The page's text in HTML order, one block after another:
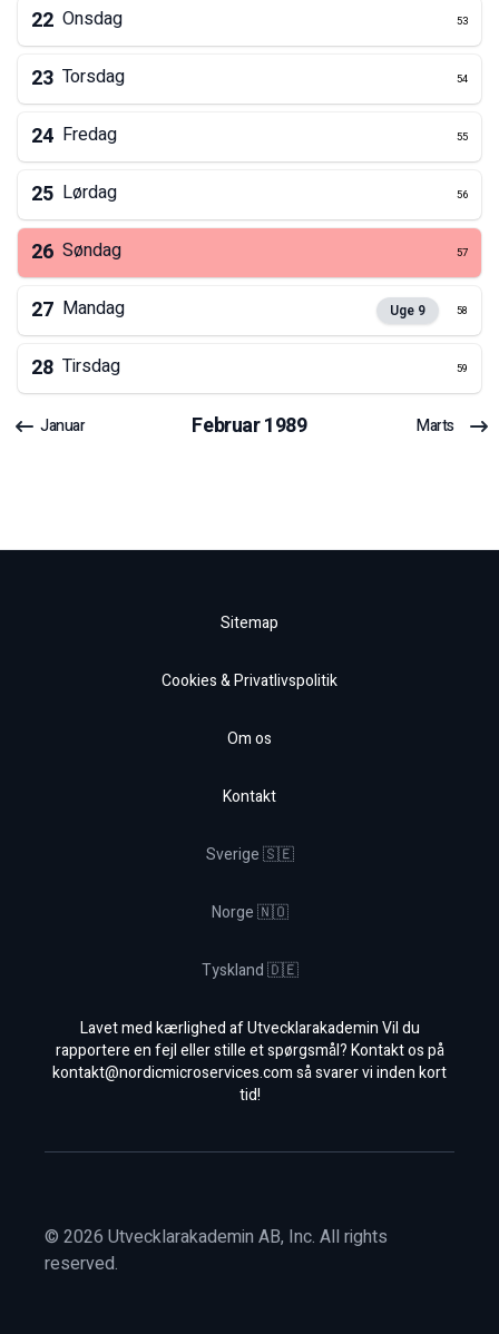
22 Onsdag 53
23 Torsdag 54
24 Fredag 55
25 Lørdag 56
26 Søndag 57
27 Mandag Uge 9 58
28 Tirsdag 59
Januar Februar1989 Marts
Sitemap
Cookies & Privatlivspolitik
Om os
Kontakt
Sverige 🇸🇪
Norge 🇳🇴
Tyskland 🇩🇪
Lavet med kærlighed af Utvecklarakademin Vil du
rapportere en fejl eller stille et spørgsmål? Kontakt os på
kontakt@nordicmicroservices.comså svarer vi inden kort
tid!
© 2026 Utvecklarakademin AB, Inc. All rights
reserved.